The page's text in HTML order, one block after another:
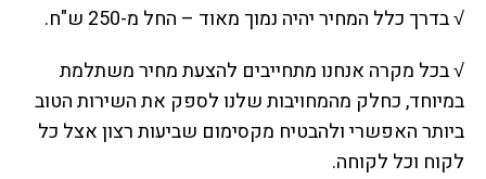
√ בדרך כלל המחיר יהיה נמוך מאוד – החל מ-250 ש"ח.
√ בכל מקרה אנחנו מתחייבים להצעת מחיר משתלמת
במיוחד, כחלק מהמחויבות שלנו לספק את השירות הטוב
ביותר האפשרי ולהבטיח מקסימום שביעות רצון אצל כל
לקוח וכל לקוחה.